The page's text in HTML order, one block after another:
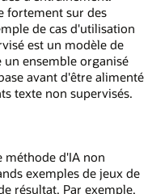
fortement sur des
de cas d'utilisation
est un modèle de
ensemble organisé
avant d'être alimenté
texte non supervisés.
méthode d'IA non
exemples de jeux de
résultat. Par exemple,